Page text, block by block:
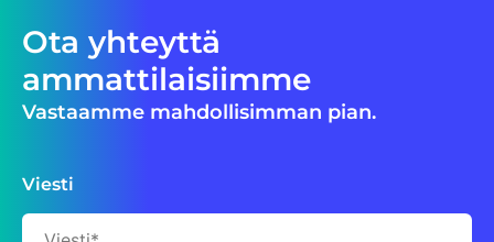
Ota yhteyttä
ammattilaisiimme
Vastaamme mahdollisimman pian.
Viesti